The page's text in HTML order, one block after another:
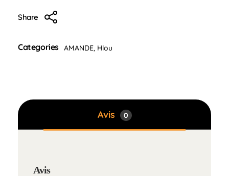
Share
Categories AMANDE, Hlou
Avis 0
Avis